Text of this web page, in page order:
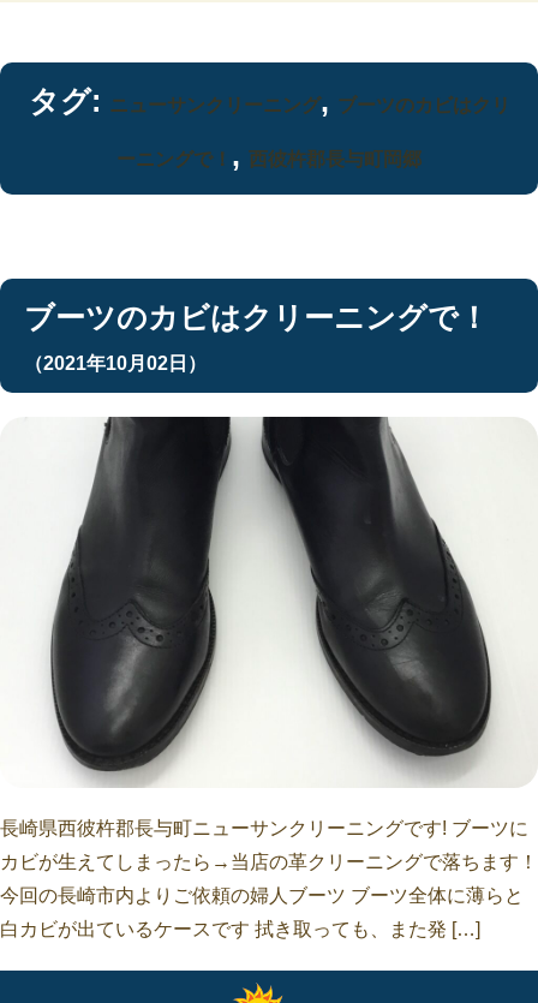
タグ: ニューサンクリーニング, ブーツのカビはクリ
ーニングで！ , 西彼杵郡長与町岡郷
ブーツのカビはクリーニングで！
（2021年10月02日）
長崎県西彼杵郡長与町ニューサンクリーニングです! ブーツに
カビが生えてしまったら→当店の革クリーニングで落ちます！
今回の長崎市内よりご依頼の婦人ブーツ ブーツ全体に薄らと
白カビが出ているケースです 拭き取っても、また発 […]